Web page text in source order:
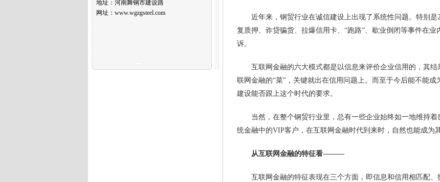
地址：河南舞钢市建设路
网址：www.wgzgsteel.com
近年来，钢贸行业在诚信建设上出现了系统性问题。特别
复质押、诈贷骗货、拉爆信用卡、“跑路”、歇业倒闭等事件在
诉。
互联网金融的六大模式都是以信息来评价企业信用的，其
联网金融的“菜”，关键就出在信用问题上。而至于今后能不能
建设能否跟上这个时代的要求。
当然，在整个钢贸行业里，总有一些企业始终如一地维持
统金融中的VIP客户，在互联网金融时代到来时，自然也能成为
从互联网金融的特征看———
互联网金融的特征表现在三个方面，即信息和信用相匹配、